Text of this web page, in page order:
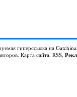
гиперссылка на
Карта сайта, RSS,